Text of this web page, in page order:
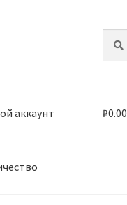
аккаунт ₽0.00